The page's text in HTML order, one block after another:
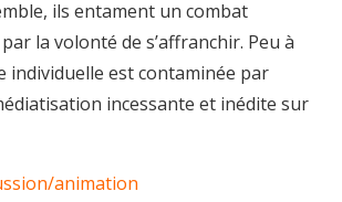
ils entament un combat
la volonté de s’affranchir. Peu à
individuelle est contaminée par
incessante et inédite sur
animation